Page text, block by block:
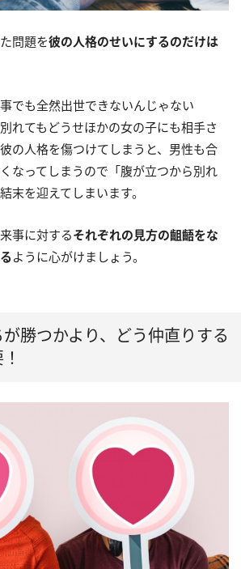
問題を彼の人格のせいにするのだけは
でも全然出世できないんじゃない
れてもどうせほかの女の子にも相手さ
の人格を傷つけてしまうと、男性も合
なってしまうので「腹が立つから別れ
末を迎えてしまいます。
事に対するそれぞれの見方の齟齬をな
ように心がけましょう。
勝つかより、どう仲直りする